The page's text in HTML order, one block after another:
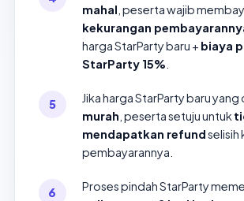
mahal , peserta wajib
kekurangan
harga StarParty baru + biaya
StarParty 15%
Jika harga StarParty baru yang
murah , peserta setuju untuk
mendapatkan refundselisih
pembayarannya.
Proses pindah StarParty